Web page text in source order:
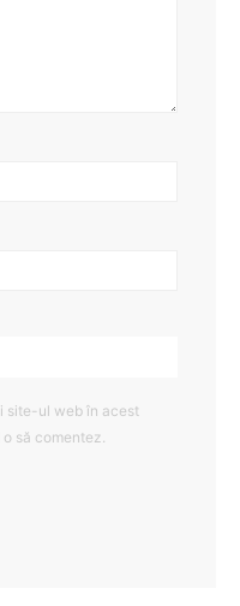
site-ul web în acest
să comentez.